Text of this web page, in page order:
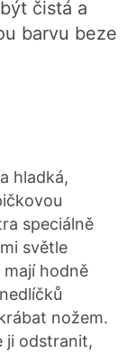
čistá a
barvu beze
hladká,
speciálně
světle
mají hodně
nožem.
ji odstranit,